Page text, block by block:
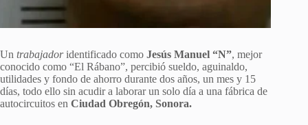
Un trabajadoridentificado como Jesús Manuel “N”, mejor
conocido como “El Rábano”, percibió sueldo, aguinaldo,
utilidades y fondo de ahorro durante dos años, un mes y 15
días, todo ello sin acudir a laborar un solo día a una fábrica de
autocircuitos en Ciudad Obregón, Sonora.